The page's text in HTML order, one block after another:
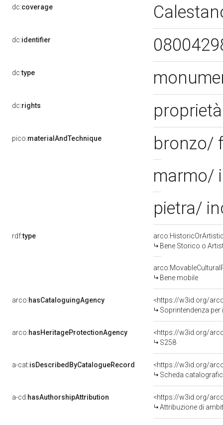
dc:coverage
dc:identifier
dc:type
dc:rights
pico:materialAndTechnique
bronzo/
marmo/
pietra/
rdf:type
Bene Storico o
Bene mobile
arco:hasCataloguingAgency
<https://w3id.org/
Soprintendenza
arco:hasHeritageProtectionAgency
<https://w3id.org/
S258
a-cat:isDescribedByCatalogueRecord
<https://w3id.org/
Scheda
a-cd:hasAuthorshipAttribution
<https://w3id.org/
Attribuzione di